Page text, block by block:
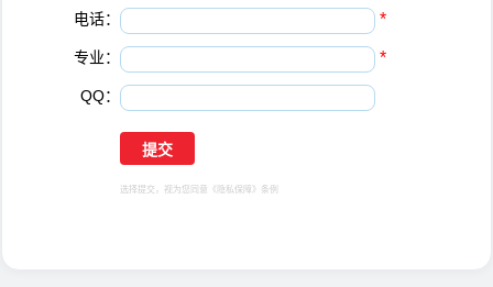
电话： *
专业： *
QQ：
选择提交，视为您同意 《隐私保障》 条例